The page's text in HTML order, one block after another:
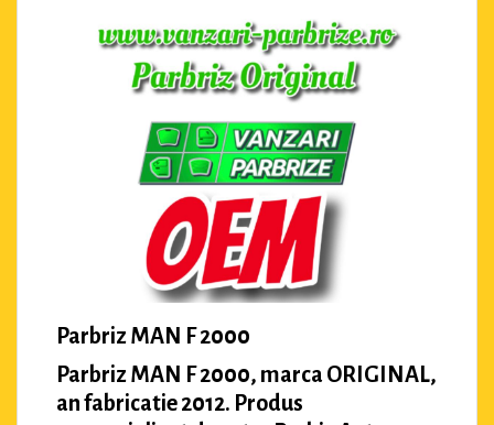
Parbriz MAN F 2000
Parbriz MAN F 2000, marca ORIGINAL,
an fabricatie 2012. Produs